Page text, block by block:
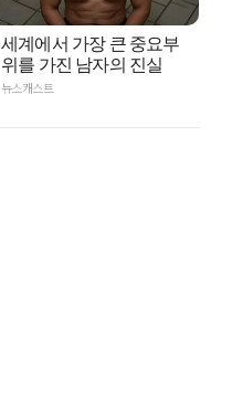
세계에서 가장 큰 중요부
위를 가진 남자의 진실
뉴스캐스트